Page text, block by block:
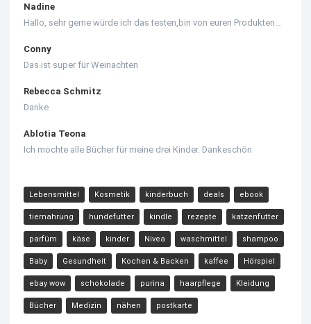
Nadine
Hallo, sehr gerne würde ich das testen,bin von euren Produkten…
Conny
Das ist super für Weinachten
Rebecca Schmitz
Danke
Ablotia Teona
Ich mochte alle Bücher für meine drei Kinder. Dankeschön
Lebensmittel Kosmetik kinderbuch deals ebook
tiernahrung hundefutter kindle rezepte katzenfutter
parfüm käse kinder Nivea waschmittel shampoo
Baby Gesundheit Kochen & Backen kaffee Hörspiel
ebay wow schokolade purina haarpflege Kleidung
Bücher Medizin nähen postkarte